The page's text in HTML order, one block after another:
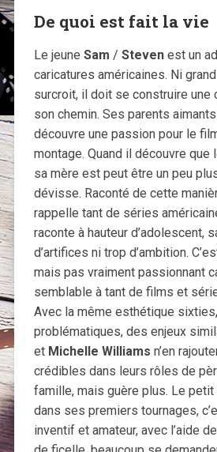
De quoi est fait la vie
Le jeune Sam / Steven est un
caricatures américaines. Ni
surcroit, il doit se construire une
son chemin. Ses parents
découvre une passion pour le
montage. Quand il découvre que
sa mère est peut être un peu
dévisse. Raconté de cette
rappelle tant de séries
raconte à hauteur d’adolescent,
d’artifices ni trop d’ambition.
mais pas vraiment passionnant
semblable à tant de films et
Avec la même esthétique
problématiques, des enjeux
etMichelle Williams n’en
crédibles dans leurs rôles de
famille, mais guère plus. Le petit
dans ses premiers tournages,
inventif et amateur, avec l’aide